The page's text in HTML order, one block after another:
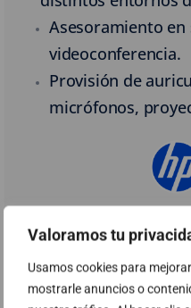
Valoramos tu
Usamos cookies para
mostrarle anuncios o
Asesoramiento en
videoconferencia.
Provisión de
micrófonos,